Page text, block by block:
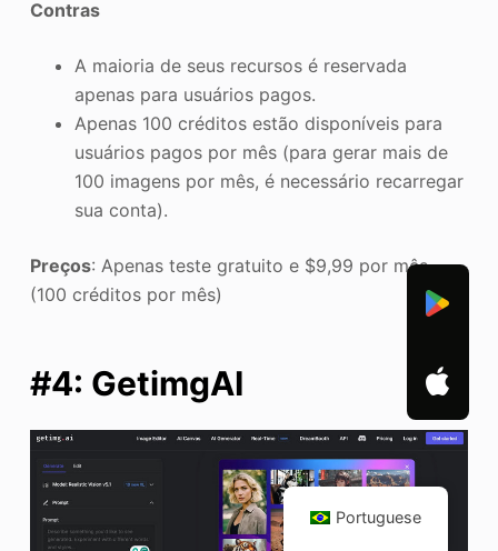
Contras
A maioria de seus recursos é reservada
apenas para usuários pagos.
Apenas 100 créditos estão disponíveis para
usuários pagos por mês (para gerar mais de
100 imagens por mês, é necessário recarregar
sua conta).
Preços: Apenas teste gratuito e $9,99 por mês
(100 créditos por mês)
#4: GetimgAI
Portuguese